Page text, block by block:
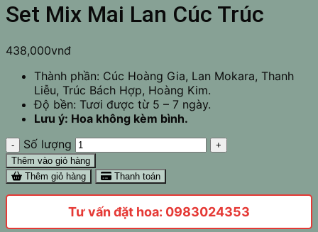
Set Mix Mai Lan Cúc Trúc
438,000vnđ
Thành phần: Cúc Hoàng Gia, Lan Mokara, Thanh
Liễu, Trúc Bách Hợp, Hoàng Kim.
Độ bền: Tươi được từ 5 – 7 ngày.
Lưu ý: Hoa không kèm bình.
Số lượng
Thêm vào giỏ hàng
Thêm giỏ hàng
Thanh toán
Tư vấn đặt hoa: 0983024353